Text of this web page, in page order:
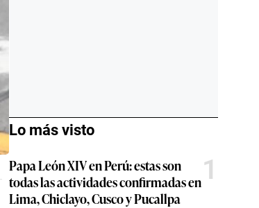
Lo más visto
Papa León XIV en Perú: estas son
todas las actividades confirmadas en
Lima, Chiclayo, Cusco y Pucallpa
1